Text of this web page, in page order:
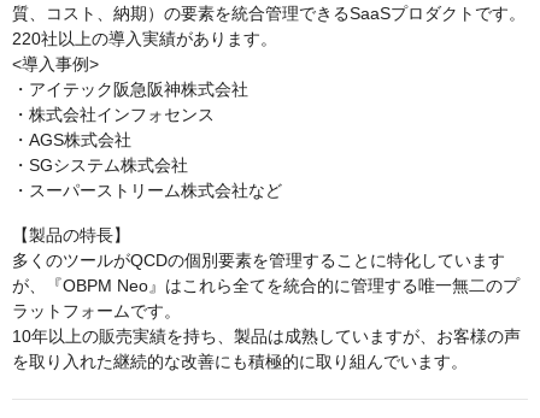
質、コスト、納期）の要素を統合管理できるSaaSプロダクトです。
220社以上の導入実績があります。
<導入事例>
・アイテック阪急阪神株式会社
・株式会社インフォセンス
・AGS株式会社
・SGシステム株式会社
・スーパーストリーム株式会社など
【製品の特長】
多くのツールがQCDの個別要素を管理することに特化しています
が、『OBPM Neo』はこれら全てを統合的に管理する唯一無二のプ
ラットフォームです。
10年以上の販売実績を持ち、製品は成熟していますが、お客様の声
を取り入れた継続的な改善にも積極的に取り組んでいます。